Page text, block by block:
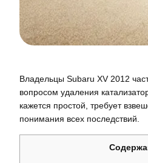
Владельцы Subaru XV 2012
вопросом удаления
кажется простой, требует
понимания всех последствий.